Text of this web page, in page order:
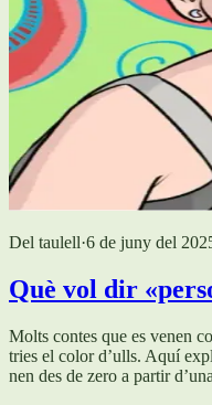
Del taulell·6 de juny del
Què vol dir
Molts contes que es venen
tries el color d’ulls. Aquí
nen des de zero a partir